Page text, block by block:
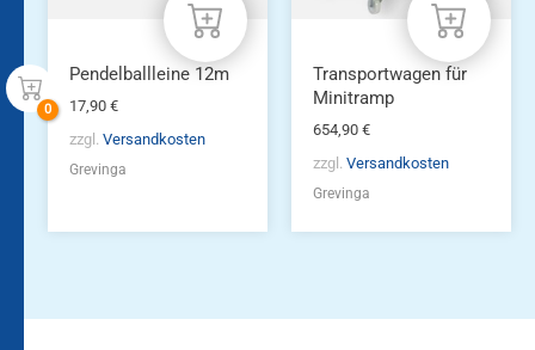
Pendelballleine 12m
17,90 €
zzgl. Versandkosten
Grevinga
Transportwagen für
Minitramp
654,90 €
zzgl. Versandkosten
Grevinga